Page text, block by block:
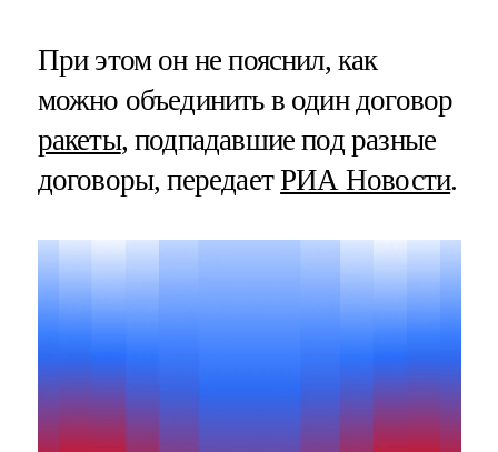
При этом он не пояснил, как
можно объединить в один договор
ракеты, подпадавшие под разные
договоры, передаетРИА Новости.